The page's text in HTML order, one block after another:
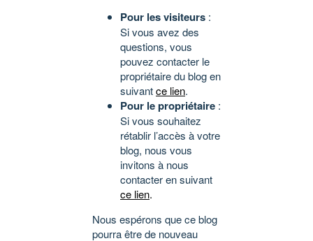
Pour les visiteurs :
Si vous avez des
questions, vous
pouvez contacter le
propriétaire du blog en
suivantce lien.
Pour le propriétaire :
Si vous souhaitez
rétablir l’accès à votre
blog, nous vous
invitons à nous
contacter en suivant
ce lien.
Nous espérons que ce blog
pourra être de nouveau